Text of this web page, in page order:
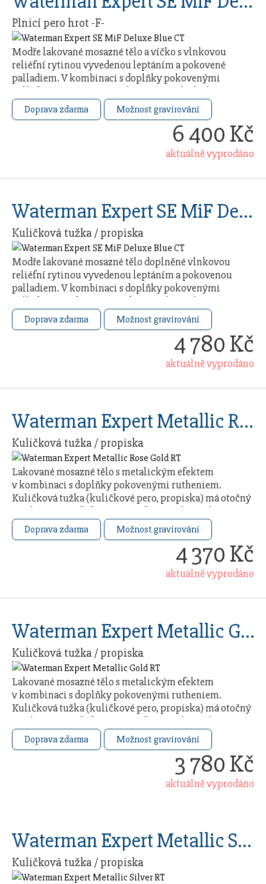
Plnicí pero hrot -F-
Modře lakované mosazné tělo a víčko s vlnkovou
reliéfní rytinou vyvedenou leptáním a pokovené
palladiem. V kombinaci s doplňky pokovenými
palladiem. Nasazovací víčko. Hrot z ušlechtilé
nerezové …
Doprava zdarma Možnost gravírování
6 400 Kč
aktuálně vyprodáno
Waterman Expert SE MiF Deluxe Blue CT
Kuličková tužka / propiska
Modře lakované mosazné tělo doplněné vlnkovou
reliéfní rytinou vyvedenou leptáním a pokovenou
palladiem. V kombinaci s doplňky pokovenými
palladiem. Dodáváno s modrou náplní. Baleno
v dárkovém …
Doprava zdarma Možnost gravírování
4 780 Kč
aktuálně vyprodáno
Waterman Expert Metallic Rose Gold RT
Kuličková tužka / propiska
Lakované mosazné tělo s metalickým efektem
v kombinaci s doplňky pokovenými rutheniem.
Kuličková tužka (kuličkové pero, propiska) má otočný
mechanismus, dodáváno s modrou náplní. Baleno
v dárkovém …
Doprava zdarma Možnost gravírování
4 370 Kč
aktuálně vyprodáno
Waterman Expert Metallic Gold RT
Kuličková tužka / propiska
Lakované mosazné tělo s metalickým efektem
v kombinaci s doplňky pokovenými rutheniem.
Kuličková tužka (kuličkové pero, propiska) má otočný
mechanismus, dodáváno s modrou náplní. Baleno
v dárkovém …
Doprava zdarma Možnost gravírování
3 780 Kč
aktuálně vyprodáno
Waterman Expert Metallic Silver RT
Kuličková tužka / propiska